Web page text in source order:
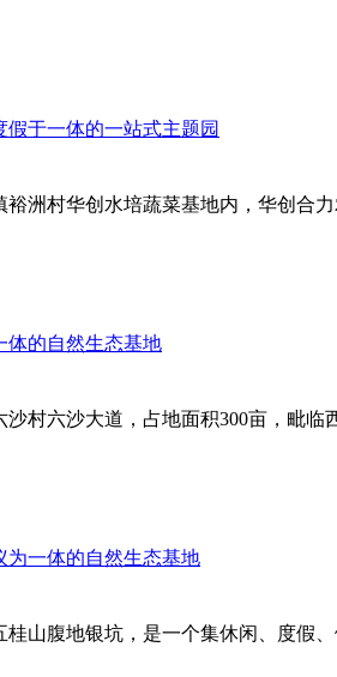
洲村华创水培蔬菜基地内，华创合
村六沙大道，占地面积300亩，毗临
山腹地银坑，是一个集休闲、度假